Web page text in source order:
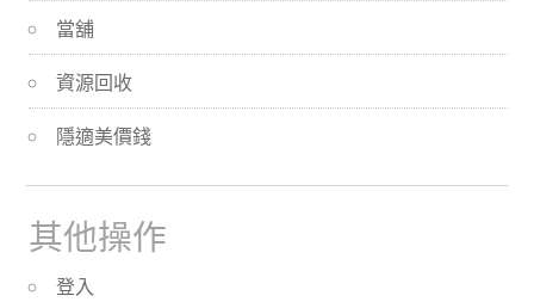
當舖
資源回收
隱適美價錢
其他操作
登入